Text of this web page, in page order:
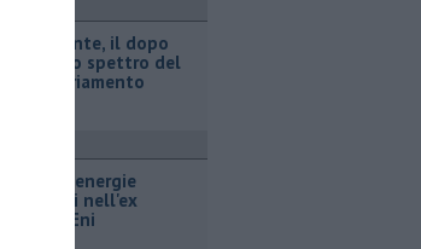
Retiambiente, il dopo
Fortini e lo spettro del
commissariamento
Hub delle energie
rinnovabili nell'ex
deposito Eni